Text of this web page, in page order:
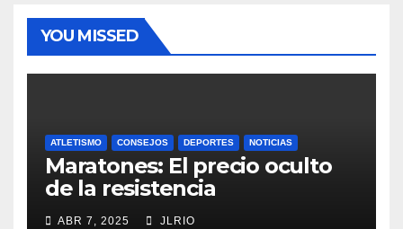
YOU MISSED
ATLETISMO CONSEJOS DEPORTES NOTICIAS
Maratones: El precio oculto
de la resistencia
ABR 7, 2025 JLRIO